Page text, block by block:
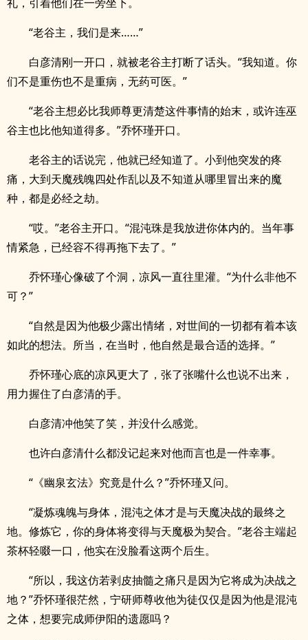
“老谷主，我们是来……”
白彦清刚一开口，就被老谷主打断了话头。“我知道。你
们不是重伤也不是重病，无药可医。”
“老谷主想必比我师尊更清楚这件事情的始末，或许连巫
谷主也比他知道得多。”乔怀瑾开口。
老谷主的话说完，他就已经知道了。小到他突发的疼
痛，大到天魔残魄四处作乱以及不知道从哪里冒出来的魔
种，都是必经之劫。
“哎。”老谷主开口。“混沌珠是我放进你体内的。当年事
情紧急，已经容不得再拖下去了。”
乔怀瑾心像破了个洞，凉风一直往里灌。“为什么非他不
可？”
“自然是因为他极少露出情绪，对世间的一切都有着本该
如此的想法。所当，在当时，他自然是最合适的选择。”
乔怀瑾心底的凉风更大了，张了张嘴什么也说不出来，
用力握住了白彦清的手。
白彦清冲他笑了笑，并没什么感觉。
也许白彦清什么都没记起来对他而言也是一件幸事。
“《幽泉玄法》究竟是什么？”乔怀瑾又问。
“凝炼魂魄与身体，混沌之体才是与天魔决战的最终之
地。修炼它，你的身体将变得与天魔极为契合。”老谷主端起
茶杯轻啜一口，他实在没脸看这两个后生。
“所以，我这仿若剥皮抽髓之痛只是因为它将成为决战之
地？”乔怀瑾很茫然，宁研师尊收他为徒仅仅是因为他是混沌
之体，想要完成师伊阳的遗愿吗？